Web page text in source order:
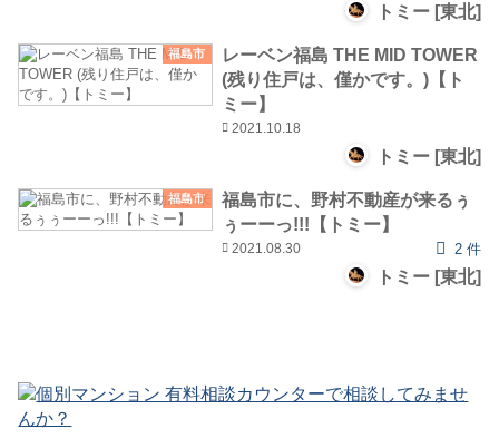
トミー [東北]
福島市
レーベン福島 THE MID TOWER
(残り住戸は、僅かです。)【ト
ミー】
2021.10.18
トミー [東北]
福島市
福島市に、野村不動産が来るぅ
ぅーーっ!!!【トミー】
2021.08.30 2 件
トミー [東北]